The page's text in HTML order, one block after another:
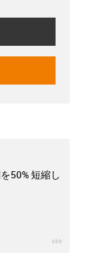
50% 短縮し